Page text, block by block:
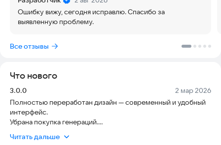
🔔 Умные напоминания
Получайте уведомления заранее и готовьтесь к событию без
✍️ Генерация поздравлений с помощью ИИ
🎁 Идеи подарков
Подбирайте вдохновляющие варианты подарков для друзей,
родных и коллег.
📜 История генераций
Все созданные поздравления сохраняются — вы всегда
Ошибку вижу, сегодня исправлю. Спасибо за
выявленную проблему.
Все отзывы
Что нового
Версия:
3.0.0 Дата:
2 мар 2026
Полностью переработан дизайн — современный и удобный
интерфейс.
Убрана покупка генераций.
просмотр видео.
Читать дальше